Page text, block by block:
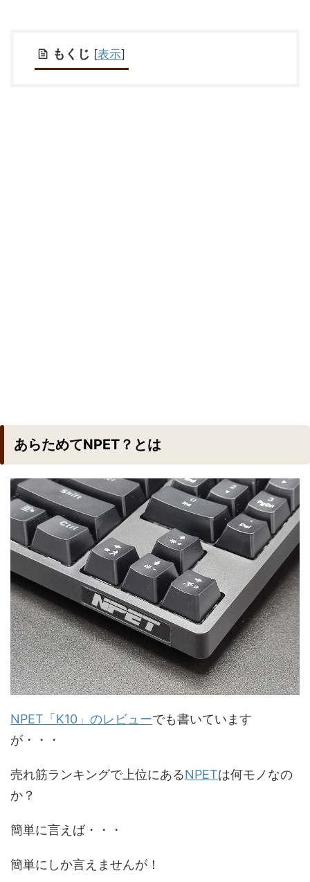
もくじ [表示]
あらためてNPET？とは
NPET「K10」のレビューでも書いています
が・・・
売れ筋ランキングで上位にあるNPETは何モノなの
か？
簡単に言えば・・・
簡単にしか言えませんが！